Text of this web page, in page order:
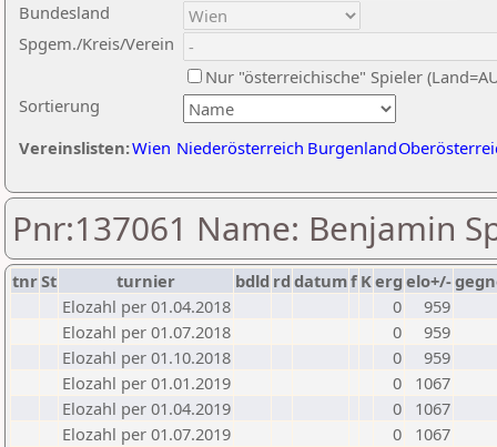
Sortierung
Bundesland
Spgem./Kreis/Verein
Nur "österreichische" Spieler
Vereinslisten:Wien Niederösterreich Burgenland
Pnr:137061 Name: Benjamin
tnrSt turnier bdld rd datumf Kerg elo+/-
Elozahl per 01.04.2018
0
959
Elozahl per 01.07.2018
0
959
Elozahl per 01.10.2018
0
959
Elozahl per 01.01.2019
0
1067
Elozahl per 01.04.2019
0
1067
Elozahl per 01.07.2019
0
1067